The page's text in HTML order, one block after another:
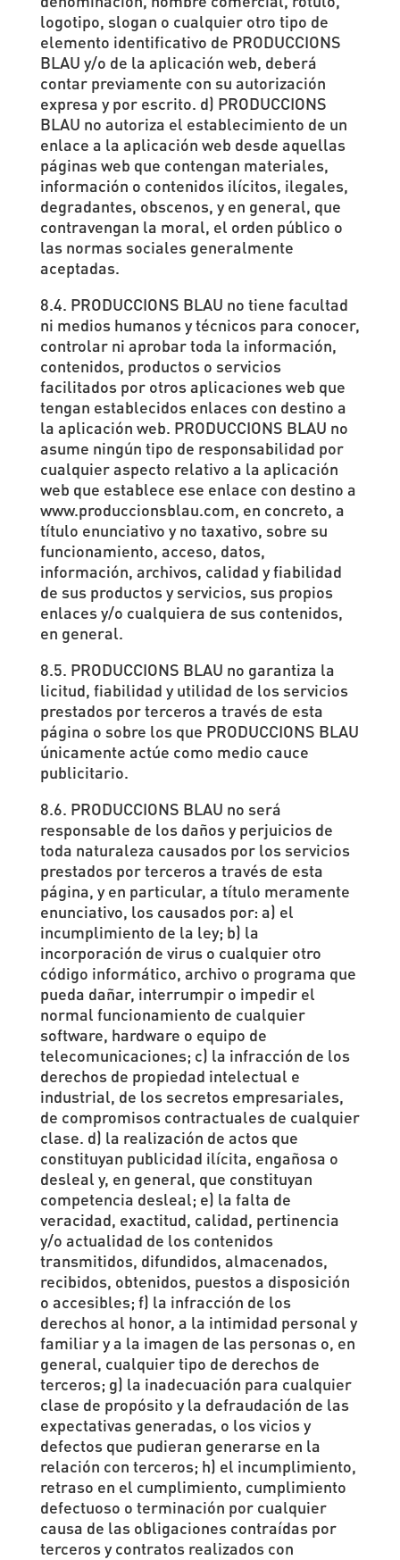
logotipo, slogan o cualquier otro tipo de
elemento identificativo de PRODUCCIONS
BLAU y/o de la aplicación web, deberá
contar previamente con su autorización
expresa y por escrito. d) PRODUCCIONS
BLAU no autoriza el establecimiento de un
enlace a la aplicación web desde aquellas
páginas web que contengan materiales,
información o contenidos ilícitos, ilegales,
degradantes, obscenos, y en general, que
contravengan la moral, el orden público o
las normas sociales generalmente
aceptadas.
8.4. PRODUCCIONS BLAU no tiene facultad
ni medios humanos y técnicos para conocer,
controlar ni aprobar toda la información,
contenidos, productos o servicios
facilitados por otros aplicaciones web que
tengan establecidos enlaces con destino a
la aplicación web. PRODUCCIONS BLAU no
asume ningún tipo de responsabilidad por
cualquier aspecto relativo a la aplicación
web que establece ese enlace con destino a
www.produccionsblau.com, en concreto, a
título enunciativo y no taxativo, sobre su
funcionamiento, acceso, datos,
información, archivos, calidad y fiabilidad
de sus productos y servicios, sus propios
enlaces y/o cualquiera de sus contenidos,
en general.
8.5. PRODUCCIONS BLAU no garantiza la
licitud, fiabilidad y utilidad de los servicios
prestados por terceros a través de esta
página o sobre los que PRODUCCIONS BLAU
únicamente actúe como medio cauce
publicitario.
8.6. PRODUCCIONS BLAU no será
responsable de los daños y perjuicios de
toda naturaleza causados por los servicios
prestados por terceros a través de esta
página, y en particular, a título meramente
enunciativo, los causados por: a) el
incumplimiento de la ley; b) la
incorporación de virus o cualquier otro
código informático, archivo o programa que
pueda dañar, interrumpir o impedir el
normal funcionamiento de cualquier
software, hardware o equipo de
telecomunicaciones; c) la infracción de los
derechos de propiedad intelectual e
industrial, de los secretos empresariales,
de compromisos contractuales de cualquier
clase. d) la realización de actos que
constituyan publicidad ilícita, engañosa o
desleal y, en general, que constituyan
competencia desleal; e) la falta de
veracidad, exactitud, calidad, pertinencia
y/o actualidad de los contenidos
transmitidos, difundidos, almacenados,
recibidos, obtenidos, puestos a disposición
o accesibles; f) la infracción de los
derechos al honor, a la intimidad personal y
familiar y a la imagen de las personas o, en
general, cualquier tipo de derechos de
terceros; g) la inadecuación para cualquier
clase de propósito y la defraudación de las
expectativas generadas, o los vicios y
defectos que pudieran generarse en la
relación con terceros; h) el incumplimiento,
retraso en el cumplimiento, cumplimiento
defectuoso o terminación por cualquier
causa de las obligaciones contraídas por
terceros y contratos realizados con